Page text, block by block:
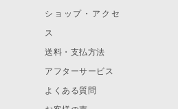
ショップ・アクセ
ス
送料・支払方法
アフターサービス
よくある質問